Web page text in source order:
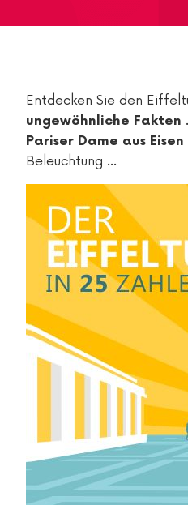
Entdecken Sie den
ungewöhnliche Fakten
Pariser Dame aus Eisen
Beleuchtung ...